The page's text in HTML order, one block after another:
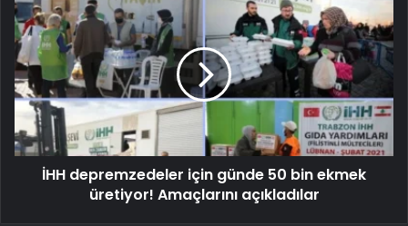
İHH depremzedeler için günde 50 bin ekmek
üretiyor! Amaçlarını açıkladılar